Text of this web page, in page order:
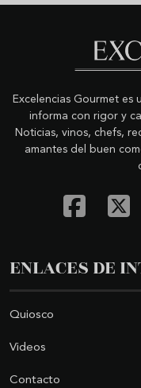
Excelencias Gourmet
informa con rigor y
Noticias, vinos, chefs,
amantes del buen
ENLACES DE
Quiosco
Videos
Contacto